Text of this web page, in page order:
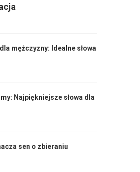
mężczyzny: Idealne słowa
Najpiękniejsze słowa dla
sen o zbieraniu